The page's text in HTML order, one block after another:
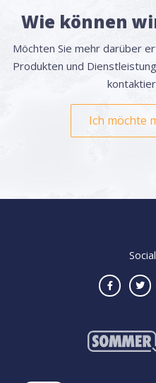
Wie können
Möchten Sie mehr darüber
Produkten und
Ich möchte